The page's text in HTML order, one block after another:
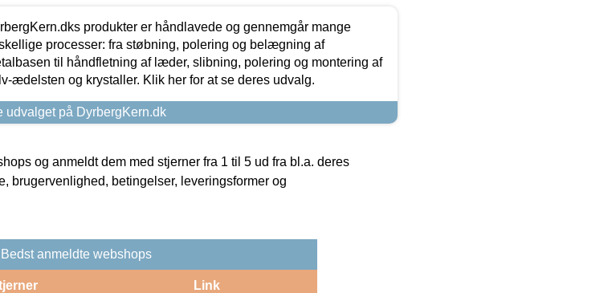
produkter er håndlavede og gennemgår mange
processer: fra støbning, polering og belægning af
til håndfletning af læder, slibning, polering og montering af
ædelsten og krystaller. Klik her for at se deres udvalg.
udvalget på DyrbergKern.dk
og anmeldt dem med stjerner fra 1 til 5 ud fra bl.a. deres
brugervenlighed, betingelser, leveringsformer og
Bedst anmeldte webshops
Link